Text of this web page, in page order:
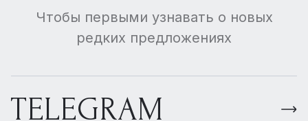
Чтобы первыми узнавать о новых
редких предложениях
TELEGRAM